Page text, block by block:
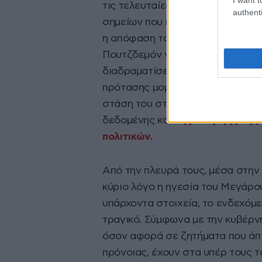
τις τελευταίες ημέρες, μετά
σημείων που κατέθεσε στο
η απόφαση το περασμένο
Πουτζδεμόν να αντικαταστήσει
διαδραματίσει κομβικό ρόλο,
πρότασης μομφής, που ανέδειξε
στάση του στις
δεδομένης καιτης έναρξης
πολιτικών.
Από την πλευρά τους, μέσα στην
κύριο λόγο η ηγεσία του
υπάρχοντα στοιχεία, το
τραγικό. Σύμφωνα με την
όσον αφορά σε ζητήματα που
πρόνοιας, έχουν στα υπέρ τους